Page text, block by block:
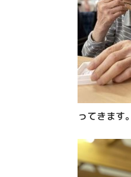
ってきます。